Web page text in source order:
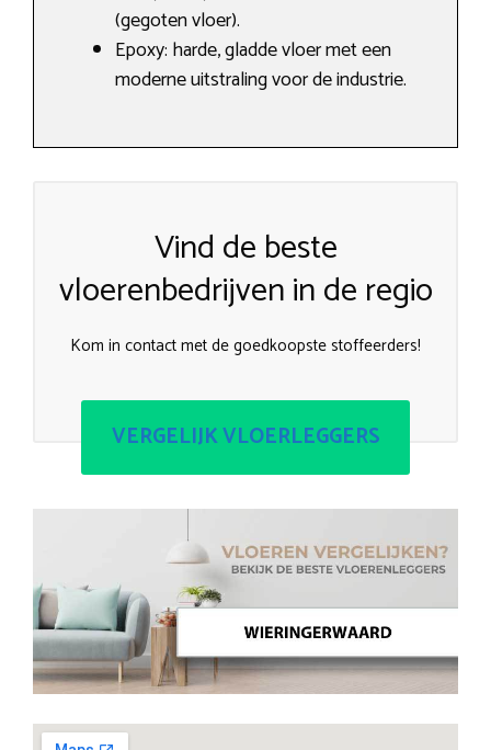
(gegoten vloer).
Epoxy: harde, gladde vloer met een
moderne uitstraling voor de industrie.
Vind de beste
vloerenbedrijven in de regio
Kom in contact met de goedkoopste stoffeerders!
VERGELIJK VLOERLEGGERS